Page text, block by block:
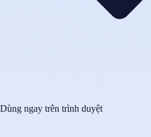
Dùng ngay trên trình duyệt